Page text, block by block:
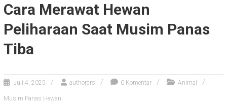
Cara Merawat Hewan
Peliharaan Saat Musim Panas
Tiba
Juli 4, 2025 authorcrs 0 Komentar Animal
Musim Panas Hewan